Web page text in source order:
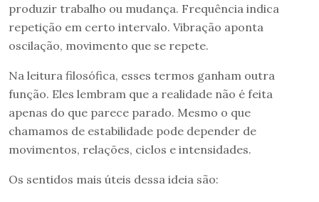
produzir trabalho ou mudança. Frequência indica
repetição em certo intervalo. Vibração aponta
oscilação, movimento que se repete.
Na leitura filosófica, esses termos ganham outra
função. Eles lembram que a realidade não é feita
apenas do que parece parado. Mesmo o que
chamamos de estabilidade pode depender de
movimentos, relações, ciclos e intensidades.
Os sentidos mais úteis dessa ideia são: